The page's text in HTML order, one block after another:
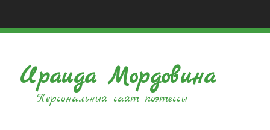
Ираида Мордовина
Персональный сайт поэтессы